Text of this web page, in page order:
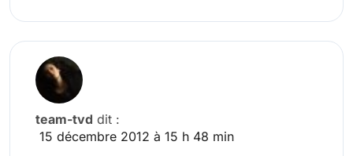
team-tvd dit :
15 décembre 2012 à 15 h 48 min